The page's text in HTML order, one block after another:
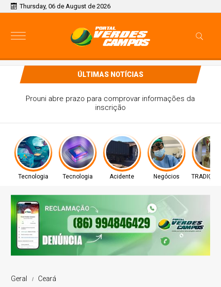
Thursday, 06 de August de 2026
ÚLTIMAS NOTÍCIAS
Prouni abre prazo para comprovar informações da
inscrição
Tecnologia Tecnologia Acidente Negócios TRADIÇÃO
Geral Ceará